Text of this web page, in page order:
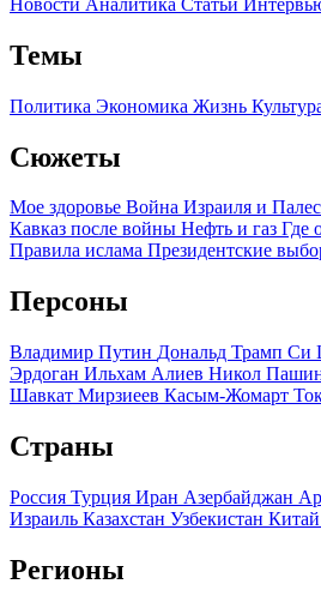
Темы
Политика Экономика Жизнь
Сюжеты
Мое здоровье Война Израиля и
Кавказ после войны Нефть и газ Где
Правила ислама Президентские
Персоны
Владимир Путин Дональд Трамп Си
Эрдоган Ильхам Алиев Никол
Шавкат Мирзиеев Касым-Жомарт
Страны
Россия Турция Иран Азербайджан
Израиль Казахстан Узбекистан Китай
Регионы